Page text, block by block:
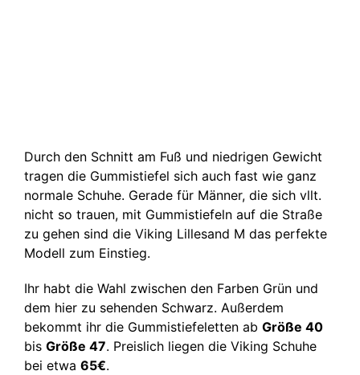
Durch den Schnitt am Fuß und niedrigen Gewicht
tragen die Gummistiefel sich auch fast wie ganz
normale Schuhe. Gerade für Männer, die sich vllt.
nicht so trauen, mit Gummistiefeln auf die Straße
zu gehen sind die Viking Lillesand M das perfekte
Modell zum Einstieg.
Ihr habt die Wahl zwischen den Farben Grün und
dem hier zu sehenden Schwarz. Außerdem
bekommt ihr die Gummistiefeletten ab Größe 40
bis Größe 47. Preislich liegen die Viking Schuhe
bei etwa 65€.